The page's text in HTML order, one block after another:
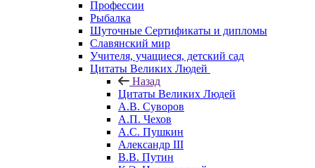
Профессии
Рыбалка
Шуточные Сертификаты и дипломы
Славянский мир
Учителя, учащиеся, детский сад
Цитаты Великих Людей
Назад
Цитаты Великих Людей
А.В. Суворов
А.П. Чехов
А.С. Пушкин
Александр III
В.В. Путин